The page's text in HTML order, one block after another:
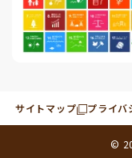
サイトマップ プライバ
©